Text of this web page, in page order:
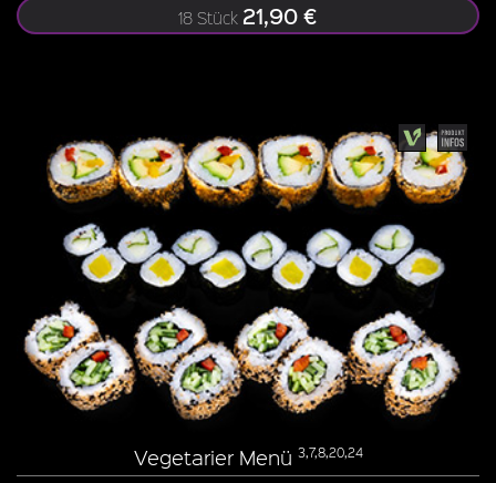
18 Stück 21,90 €
Vegetarier Menü 3,7,8,20,24